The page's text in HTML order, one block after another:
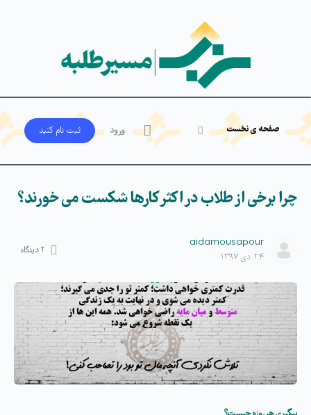
صفحه ی نخست ورود ثبت‌ نام کنید
چرا برخی از طلاب در اکثر کارها شکست می خورند؟
aidamousapour
۲۴ دی ۱۳۹۷
۲دیدگاه